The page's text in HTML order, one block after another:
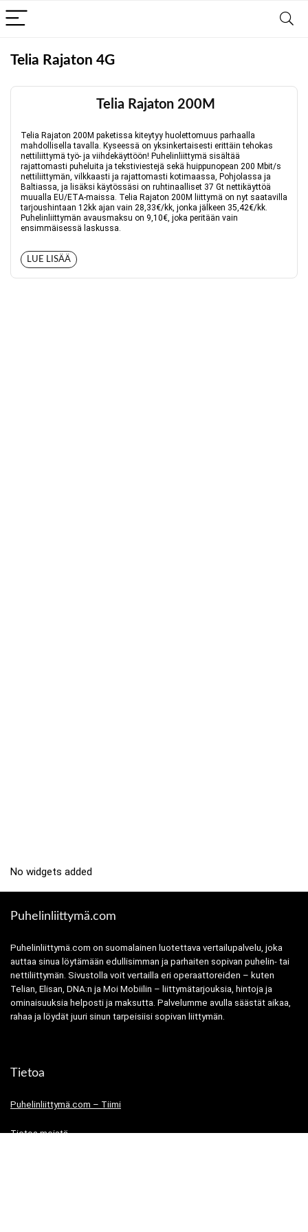
Telia Rajaton 4G
Telia Rajaton 200M
Telia Rajaton 200M paketissa kiteytyy huolettomuus parhaalla
mahdollisella tavalla. Kyseessä on yksinkertaisesti erittäin tehokas
nettiliittymä työ- ja viihdekäyttöön! Puhelinliittymä sisältää
rajattomasti puheluita ja tekstiviestejä sekä huippunopean 200 Mbit/s
nettiliittymän, vilkkaasti ja rajattomasti kotimaassa, Pohjolassa ja
Baltiassa, ja lisäksi käytössäsi on ruhtinaalliset 37 Gt nettikäyttöä
muualla EU/ETA-maissa. Telia Rajaton 200M liittymä on nyt saatavilla
tarjoushintaan 12kk ajan vain 28,33€/kk, jonka jälkeen 35,42€/kk.
Puhelinliittymän avausmaksu on 9,10€, joka peritään vain
ensimmäisessä laskussa.
LUE LISÄÄ
No widgets added
Puhelinliittymä.com
Puhelinliittymä.com on suomalainen luotettava vertailupalvelu, joka
auttaa sinua löytämään edullisimman ja parhaiten sopivan puhelin- tai
nettiliittymän. Sivustolla voit vertailla eri operaattoreiden – kuten
Telian, Elisan, DNA:n ja Moi Mobiilin – liittymätarjouksia, hintoja ja
ominaisuuksia helposti ja maksutta. Palvelumme avulla säästät aikaa,
rahaa ja löydät juuri sinun tarpeisiisi sopivan liittymän.
Tietoa
Puhelinliittymä.com – Tiimi
Tietoa meistä